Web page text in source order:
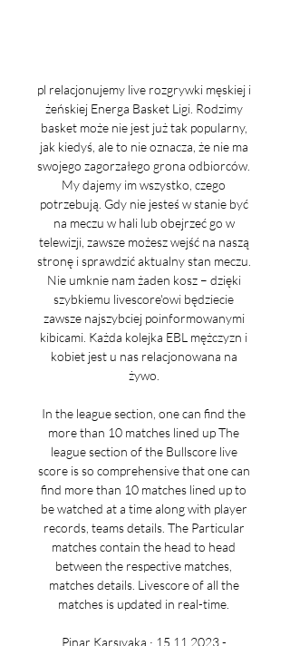
pl relacjonujemy live rozgrywki męskiej i
żeńskiej Energa Basket Ligi. Rodzimy
basket może nie jest już tak popularny,
jak kiedyś, ale to nie oznacza, że nie ma
swojego zagorzałego grona odbiorców.
My dajemy im wszystko, czego
potrzebują. Gdy nie jesteś w stanie być
na meczu w hali lub obejrzeć go w
telewizji, zawsze możesz wejść na naszą
stronę i sprawdzić aktualny stan meczu.
Nie umknie nam żaden kosz – dzięki
szybkiemu livescore'owi będziecie
zawsze najszybciej poinformowanymi
kibicami. Każda kolejka EBL mężczyzn i
kobiet jest u nas relacjonowana na
żywo.
In the league section, one can find the
more than 10 matches lined up The
league section of the Bullscore live
score is so comprehensive that one can
find more than 10 matches lined up to
be watched at a time along with player
records, teams details. The Particular
matches contain the head to head
between the respective matches,
matches details. Livescore of all the
matches is updated in real-time.
Pinar Karsıyaka · 15.11.2023 -